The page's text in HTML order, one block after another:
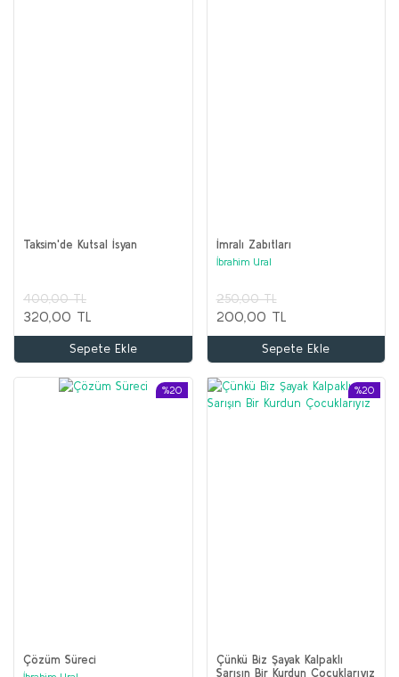
Taksim'de Kutsal İsyan
400,00 TL
320,00 TL
Sepete Ekle
İmralı Zabıtları
İbrahim Ural
250,00 TL
200,00 TL
Sepete Ekle
%20
Çözüm Süreci
%20
Çünkü Biz Şayak Kalpaklı
Sarışın Bir Kurdun Çocuklarıyız